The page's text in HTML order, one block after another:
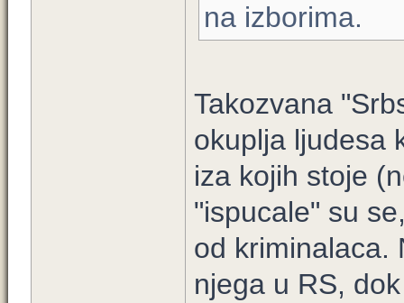
na izborima.
Takozvana
okuplja ljudesa
iza kojih stoje
"ispucale" su
od kriminalaca.
njega u RS,